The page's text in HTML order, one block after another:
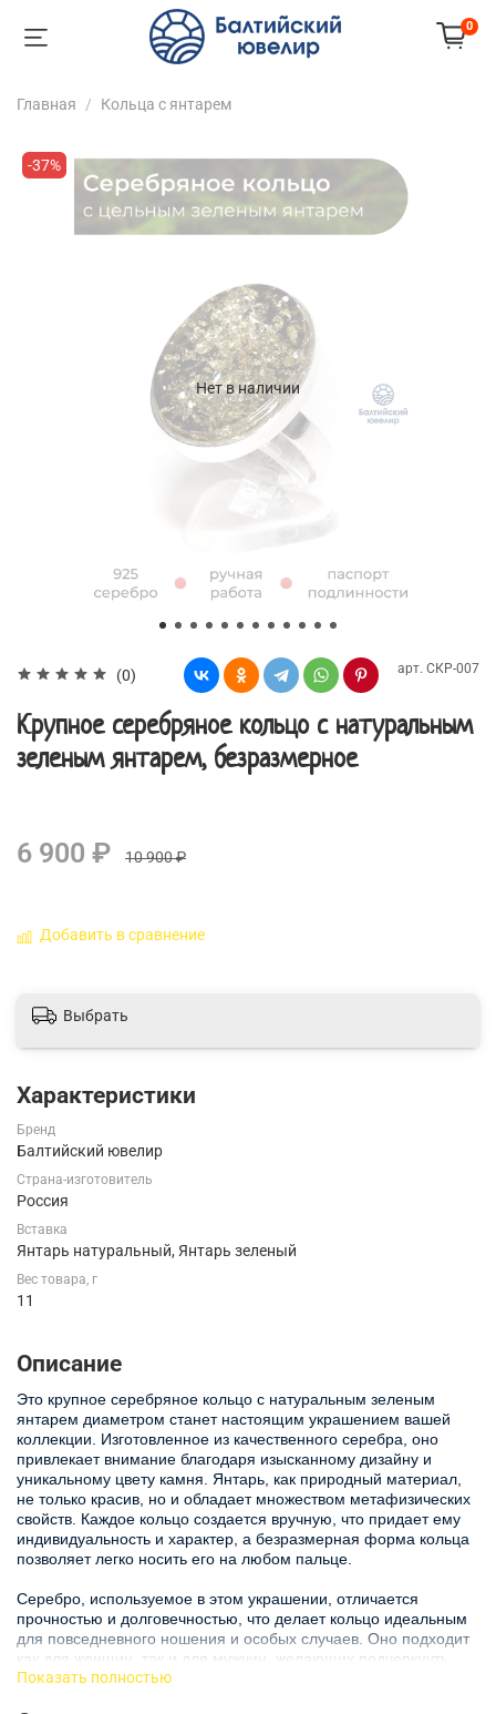
0
Главная Кольца с янтарем
Нет в наличии
-37%
(0) арт. СКР-007
Крупное серебряное кольцо с натуральным
зеленым янтарем, безразмерное
6 900 ₽ 10 900 ₽
Добавить в сравнение
Выбрать
Характеристики
Бренд
Балтийский ювелир
Страна-изготовитель
Россия
Вставка
Янтарь натуральный, Янтарь зеленый
Вес товара, г
11
Описание
Это крупное серебряное кольцо с натуральным зеленым
янтарем диаметром станет настоящим украшением вашей
коллекции. Изготовленное из качественного серебра, оно
привлекает внимание благодаря изысканному дизайну и
уникальному цвету камня. Янтарь, как природный материал,
не только красив, но и обладает множеством метафизических
свойств. Каждое кольцо создается вручную, что придает ему
индивидуальность и характер, а безразмерная форма кольца
позволяет легко носить его на любом пальце.
Серебро, используемое в этом украшении, отличается
прочностью и долговечностью, что делает кольцо идеальным
для повседневного ношения и особых случаев. Оно подходит
как для женщин, так и для мужчин, желающих подчеркнуть
свою индивидуальность. Благодаря универсальному стилю,
Показать полностью